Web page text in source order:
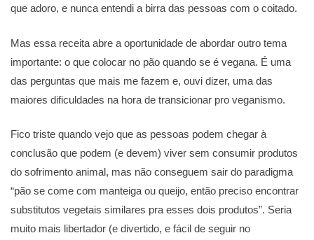
que adoro, e nunca entendi a birra das pessoas com o coitado.
Mas essa receita abre a oportunidade de abordar outro tema
importante: o que colocar no pão quando se é vegana. É uma
das perguntas que mais me fazem e, ouvi dizer, uma das
maiores dificuldades na hora de transicionar pro veganismo.
Fico triste quando vejo que as pessoas podem chegar à
conclusão que podem (e devem) viver sem consumir produtos
do sofrimento animal, mas não conseguem sair do paradigma
“pão se come com manteiga ou queijo, então preciso encontrar
substitutos vegetais similares pra esses dois produtos”. Seria
muito mais libertador (e divertido, e fácil de seguir no